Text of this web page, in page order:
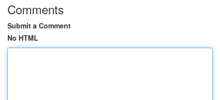
Comments
Submit a Comment
No HTML